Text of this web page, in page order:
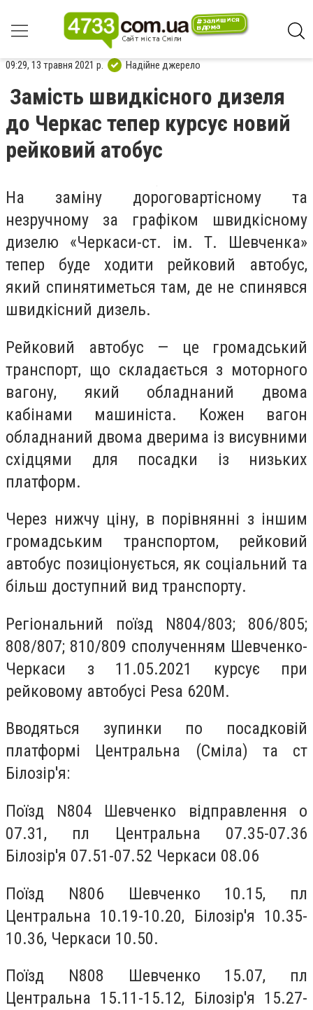
09:29, 13 травня 2021 р. Надійне джерело
Замість швидкісного дизеля
до Черкас тепер курсує новий
рейковий атобус
На заміну дороговартісному та
незручному за графіком швидкісному
дизелю «Черкаси-ст. ім. Т. Шевченка»
тепер буде ходити рейковий автобус,
який спинятиметься там, де не спинявся
швидкісний дизель.
Рейковий автобус — це громадський
транспорт, що складається з моторного
вагону, який обладнаний двома
кабінами машиніста. Кожен вагон
обладнаний двома дверима із висувними
східцями для посадки із низьких
платформ.
Через нижчу ціну, в порівнянні з іншим
громадським транспортом, рейковий
автобус позиціонується, як соціальний та
більш доступний вид транспорту.
Регіональний поїзд N804/803; 806/805;
808/807; 810/809 сполученням Шевченко-
Черкаси з 11.05.2021 курсує при
рейковому автобусі Pesa 620М.
Вводяться зупинки по посадковій
платформі Центральна (Сміла) та ст
Білозір'я:
Поїзд N804 Шевченко відправлення о
07.31, пл Центральна 07.35-07.36
Білозір'я 07.51-07.52 Черкаси 08.06
Поїзд N806 Шевченко 10.15, пл
Центральна 10.19-10.20, Білозір'я 10.35-
10.36, Черкаси 10.50.
Поїзд N808 Шевченко 15.07, пл
Центральна 15.11-15.12, Білозір'я 15.27-